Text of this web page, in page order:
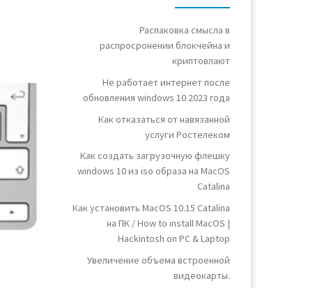
Распаковка смысла в
распросронении блокчейна и
криптовлают
Не работает интернет после
обновления windows 10 2023 года
Как отказаться от навязанной
услуги Ростелеком
Как создать загрузочную флешку
windows 10 из iso образа на MacOS
Catalina
Как установить MacOS 10.15 Catalina
на ПК / How to install MacOS |
Hackintosh on PC & Laptop
Увеличение объема встроенной
видеокарты.